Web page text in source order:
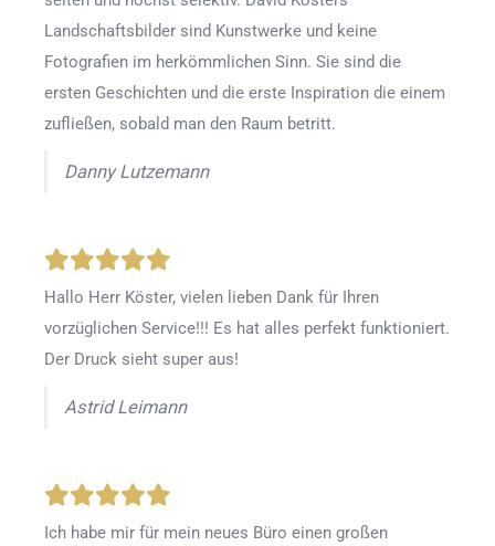
Landschaftsbilder sind Kunstwerke und keine
Fotografien im herkömmlichen Sinn. Sie sind die
ersten Geschichten und die erste Inspiration die einem
zufließen, sobald man den Raum betritt.
Danny Lutzemann
Hallo Herr Köster, vielen lieben Dank für Ihren
vorzüglichen Service!!! Es hat alles perfekt funktioniert.
Der Druck sieht super aus!
Astrid Leimann
Ich habe mir für mein neues Büro einen großen